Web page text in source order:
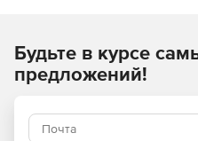
Будьте в курсе
предложений!